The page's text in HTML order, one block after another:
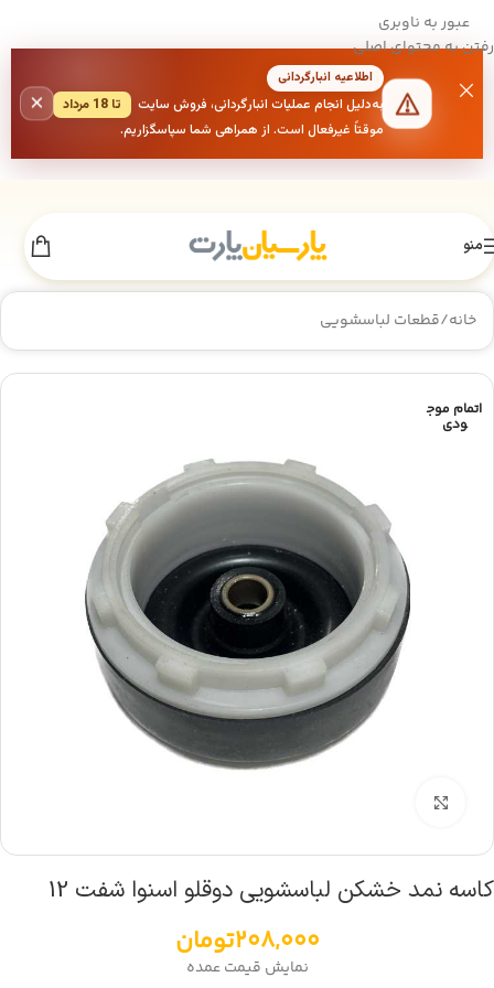
عبور به ناوبری
رفتن به محتوای اصلی
اطلاعیه انبارگردانی
به‌دلیل انجام عملیات انبارگردانی، فروش سایت
تا 18 مرداد
موقتاً غیرفعال است. از همراهی شما سپاسگزاریم.
×
منو
خانه/قطعات لباسشویی
اتمام موج
ودی
کاسه نمد خشکن لباسشویی دوقلو اسنوا شفت 12
208,000تومان
نمایش قیمت عمده